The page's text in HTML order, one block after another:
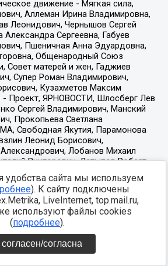
сайта мы используем
). К сайту подключены
LiveInternet, top.mail.ru,
используют файлы cookies
(подробнее).
согласна